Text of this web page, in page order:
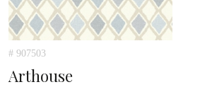
# 907503
Arthouse